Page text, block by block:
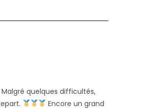
Malgré quelques difficultés,
Encore un grand